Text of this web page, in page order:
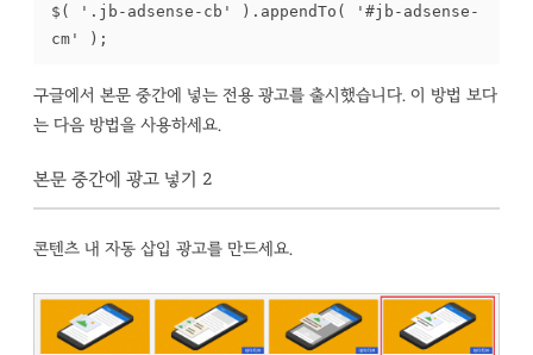
$( '.jb-adsense-cb' ).appendTo( '#jb-adsense-
cm' );
구글에서 본문 중간에 넣는 전용 광고를 출시했습니다. 이 방법 보다
는 다음 방법을 사용하세요.
본문 중간에 광고 넣기 2
콘텐츠 내 자동 삽입 광고를 만드세요.